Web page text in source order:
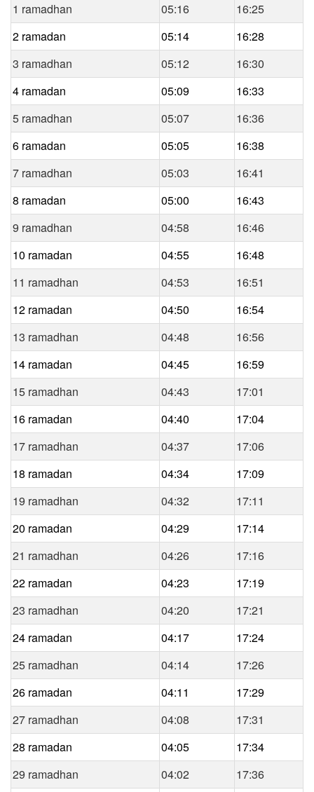
1 ramadhan
05:16
16:25
2 ramadan
05:14
16:28
3 ramadhan
05:12
16:30
4 ramadan
05:09
16:33
5 ramadhan
05:07
16:36
6 ramadan
05:05
16:38
7 ramadhan
05:03
16:41
8 ramadan
05:00
16:43
9 ramadhan
04:58
16:46
10 ramadan
04:55
16:48
11 ramadhan
04:53
16:51
12 ramadan
04:50
16:54
13 ramadhan
04:48
16:56
14 ramadan
04:45
16:59
15 ramadhan
04:43
17:01
16 ramadan
04:40
17:04
17 ramadhan
04:37
17:06
18 ramadan
04:34
17:09
19 ramadhan
04:32
17:11
20 ramadan
04:29
17:14
21 ramadhan
04:26
17:16
22 ramadan
04:23
17:19
23 ramadhan
04:20
17:21
24 ramadan
04:17
17:24
25 ramadhan
04:14
17:26
26 ramadan
04:11
17:29
27 ramadhan
04:08
17:31
28 ramadan
04:05
17:34
29 ramadhan
04:02
17:36